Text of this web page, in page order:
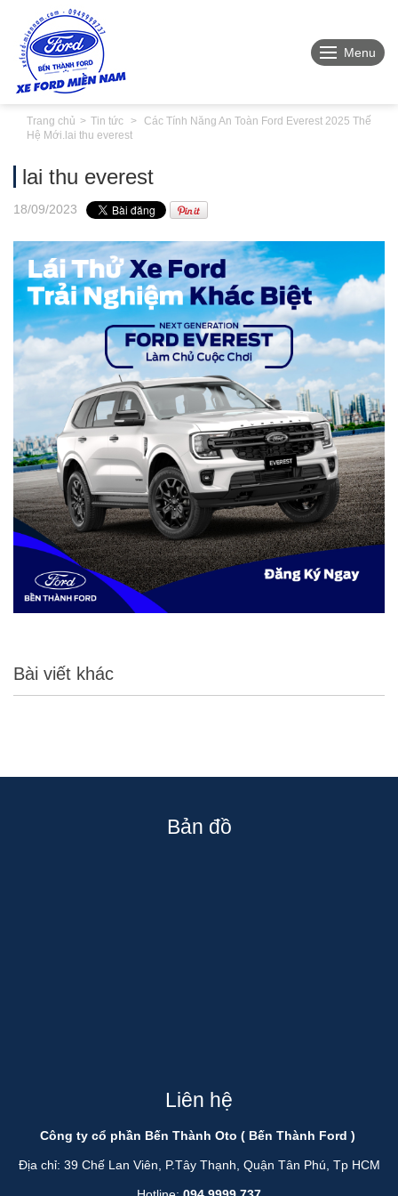
Menu
Trang chủ Tin tức
Các Tính Năng An Toàn Ford Everest 2025 Thế
Hệ Mới. lai thu everest
lai thu everest
18/09/2023
Bài viết khác
Bản đồ
Liên hệ
Công ty cổ phần Bến Thành Oto ( Bến Thành Ford )
Địa chỉ: 39 Chế Lan Viên, P.Tây Thạnh, Quận Tân Phú, Tp HCM